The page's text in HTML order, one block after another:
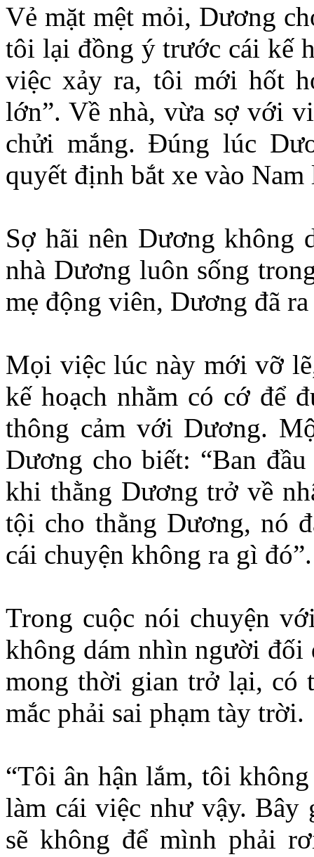
Vẻ mặt mệt mỏi, Dương
tôi lại đồng ý trước cái kế
việc xảy ra, tôi mới hốt
lớn”. Về nhà, vừa sợ với
chửi mắng. Đúng lúc
quyết định bắt xe vào Nam
Sợ hãi nên Dương không
nhà Dương luôn sống
mẹ động viên, Dương đã
Mọi việc lúc này mới vỡ
kế hoạch nhằm có cớ để
thông cảm với Dương.
Dương cho biết: “Ban
khi thằng Dương trở về
tội cho thằng Dương, nó
cái chuyện không ra gì
Trong cuộc nói chuyện
không dám nhìn người
mong thời gian trở lại, có
mắc phải sai phạm tày trời.
“Tôi ân hận lắm, tôi
làm cái việc như vậy.
sẽ không để mình phải